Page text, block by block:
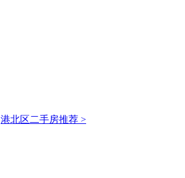
港北区二手房推荐 >